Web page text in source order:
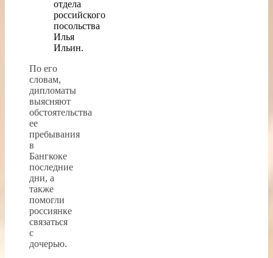
отдела
российского
посольства
Илья
Ильин.
По его
словам,
дипломаты
выясняют
обстоятельства
ее
пребывания
в
Бангкоке
последние
дни, а
также
помогли
россиянке
связаться
с
дочерью.